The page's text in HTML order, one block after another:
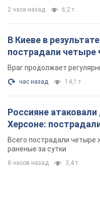
2 часа назад 6,2 т.
В Киеве в
пострадали четыре
Враг продолжает
час назад 14,1 т.
Россияне
Херсоне:
Всего пострадали
раненые за сутки
8 часов назад 3,4 т.